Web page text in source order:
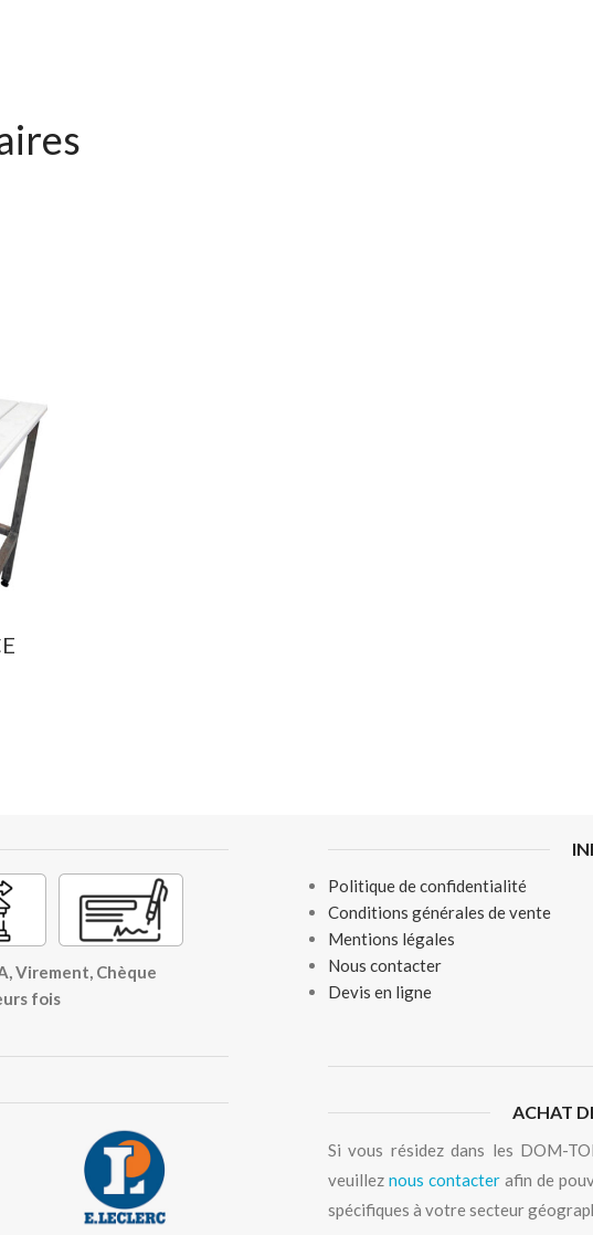
Virement, Chèque
fois
Politique de confidentialité
Conditions générales de vente
Mentions légales
Nous contacter
Devis en ligne
ACHAT
Si vous résidez dans les DOM-
veuillez nous contacterafin de
spécifiques à votre secteur